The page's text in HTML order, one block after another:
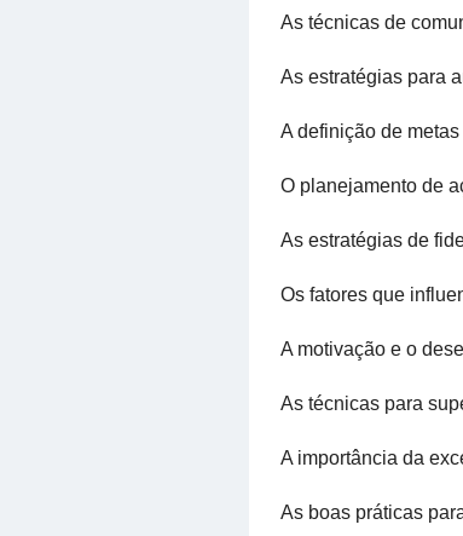
As técnicas de
As estratégias para
A definição de
O planejamento de
As estratégias de
Os fatores que
A motivação e o
As técnicas para
A importância da
As boas práticas